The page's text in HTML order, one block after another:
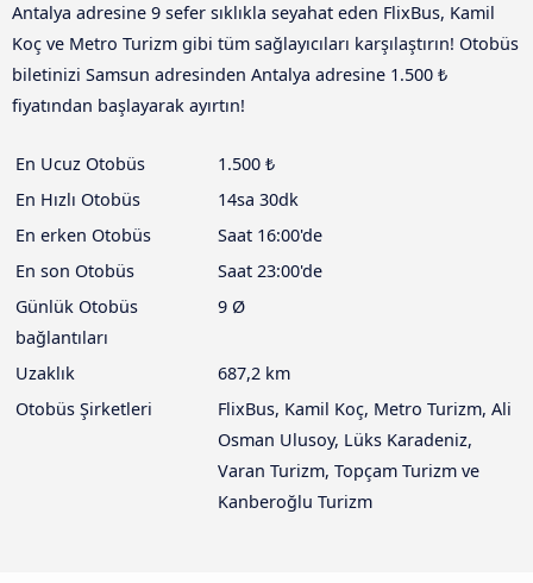
Antalya adresine 9 sefer sıklıkla seyahat eden FlixBus, Kamil
Koç ve Metro Turizm gibi tüm sağlayıcıları karşılaştırın! Otobüs
biletinizi Samsun adresinden Antalya adresine 1.500 ₺
fiyatından başlayarak ayırtın!
En Ucuz Otobüs
1.500 ₺
En Hızlı Otobüs
14sa 30dk
En erken Otobüs
Saat 16:00'de
En son Otobüs
Saat 23:00'de
Günlük Otobüs
bağlantıları
9 Ø
Uzaklık
687,2 km
Otobüs Şirketleri
FlixBus, Kamil Koç, Metro Turizm, Ali
Osman Ulusoy, Lüks Karadeniz,
Varan Turizm, Topçam Turizm ve
Kanberoğlu Turizm